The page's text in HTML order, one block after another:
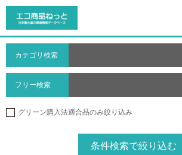
カテゴリ検索
フリー検索
グリーン購入法適合品のみ絞り込み
条件検索で絞り込む